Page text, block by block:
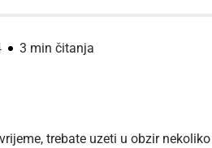
3 min čitanja
trebate uzeti u obzir